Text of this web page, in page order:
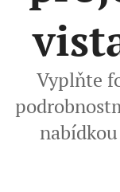
Vyplňte